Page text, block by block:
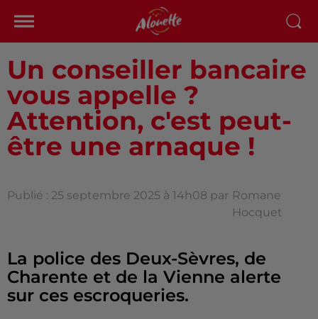
Un conseiller bancaire
vous appelle ?
Attention, c'est peut-
être une arnaque !
Publié : 25 septembre 2025 à 14h08 par Romane
Hocquet
La police des Deux-Sèvres, de
Charente et de la Vienne alerte
sur ces escroqueries.